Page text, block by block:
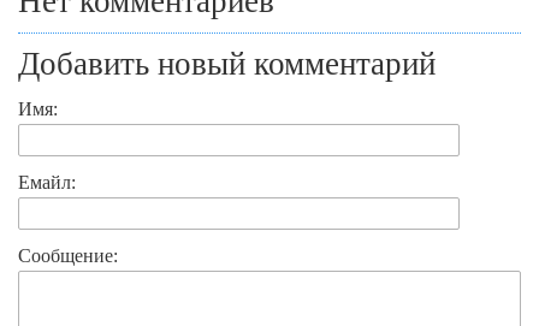
Добавить новый комментарий
Имя:
Емайл:
Сообщение: